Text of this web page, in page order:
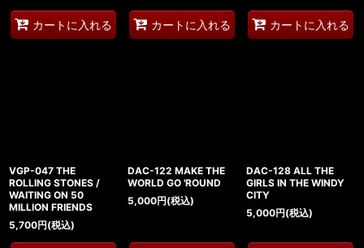
カートに入れる カートに入れる カートに入れる
VGP-047 THE
ROLLING STONES /
WAITING ON 50
MILLION FRIENDS
5,700円(税込)
DAC-122 MAKE THE
WORLD GO 'ROUND
5,000円(税込)
DAC-128 ALL THE
GIRLS IN THE WINDY
CITY
5,000円(税込)